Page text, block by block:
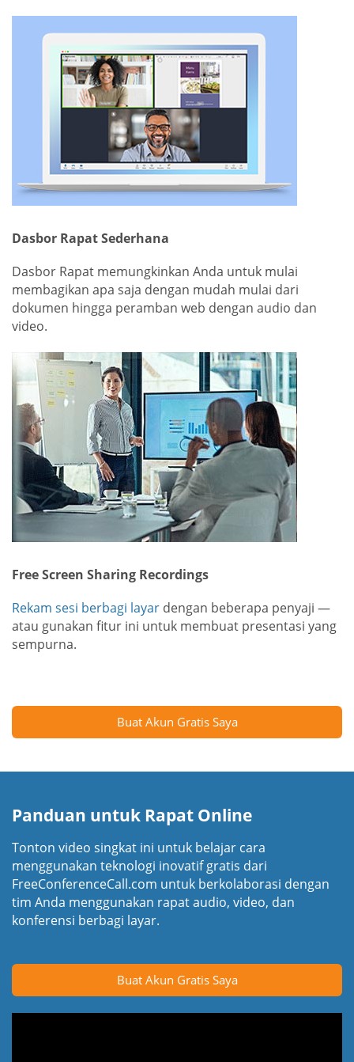
Dasbor Rapat Sederhana
Dasbor Rapat memungkinkan Anda untuk mulai
membagikan apa saja dengan mudah mulai dari
dokumen hingga peramban web dengan audio dan
video.
Free Screen Sharing Recordings
Rekam sesi berbagi layar dengan beberapa penyaji —
atau gunakan fitur ini untuk membuat presentasi yang
sempurna.
Buat Akun Gratis Saya
Panduan untuk Rapat Online
Tonton video singkat ini untuk belajar cara
menggunakan teknologi inovatif gratis dari
FreeConferenceCall.com untuk berkolaborasi dengan
tim Anda menggunakan rapat audio, video, dan
konferensi berbagi layar.
Buat Akun Gratis Saya